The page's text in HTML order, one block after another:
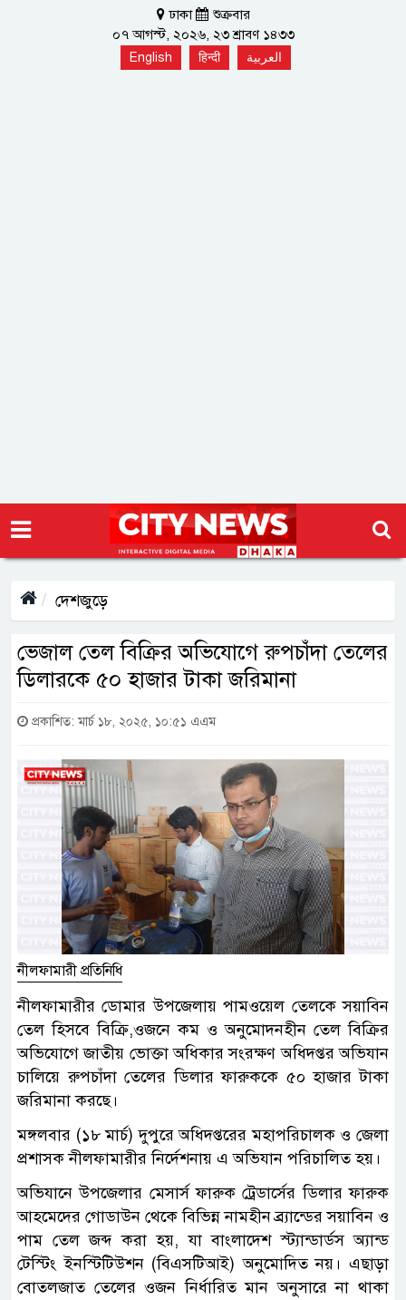
ঢাকা
শুক্রবার
০৭ আগস্ট, ২০২৬, ২৩ শ্রাবণ ১৪৩৩
English हिन्दी العربية
দেশজুড়ে
ভেজাল তেল বিক্রির অভিযোগে রুপচাঁদা তেলের
ডিলারকে ৫০ হাজার টাকা জরিমানা
প্রকাশিত: মার্চ ১৮, ২০২৫, ১০:৫১ এএম
নীলফামারী প্রতিনিধি
নীলফামারীর ডোমার উপজেলায় পামওয়েল তেলকে সয়াবিন
তেল হিসবে বিক্রি,ওজনে কম ও অনুমোদনহীন তেল বিক্রির
অভিযোগে জাতীয় ভোক্তা অধিকার সংরক্ষণ অধিদপ্তর অভিযান
চালিয়ে রুপচাঁদা তেলের ডিলার ফারুককে ৫০ হাজার টাকা
জরিমানা করছে।
মঙ্গলবার (১৮ মার্চ) দুপুরে অধিদপ্তরের মহাপরিচালক ও জেলা
প্রশাসক নীলফামারীর নির্দেশনায় এ অভিযান পরিচালিত হয়।
অভিযানে উপজেলার মেসার্স ফারুক ট্রেডার্সের ডিলার ফারুক
আহমেদের গোডাউন থেকে বিভিন্ন নামহীন ব্র্যান্ডের সয়াবিন ও
পাম তেল জব্দ করা হয়, যা বাংলাদেশ স্ট্যান্ডার্ডস অ্যান্ড
টেস্টিং ইনস্টিটিউশন (বিএসটিআই) অনুমোদিত নয়। এছাড়া
বোতলজাত তেলের ওজন নির্ধারিত মান অনুসারে না থাকা